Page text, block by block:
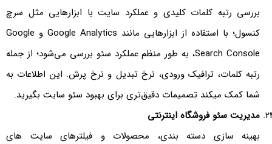
بررسی رتبه کلمات کلیدی و عملکرد سایت با ابزارهایی مثل سرچ
کنسول؛ با استفاده از ابزارهایی مانند Google Analytics و Google
Search Console، به طور منظم عملکرد سئو بررسی می‌شود؛ از جمله
رتبه کلمات، ترافیک ورودی، نرخ تبدیل و نرخ پرش. این اطلاعات به
شما کمک میکند تصمیمات دقیق‌تری برای بهبود سئو سایت بگیرید.
مدیریت سئو فروشگاه اینترنتی
بهینه سازی دسته بندی، محصولات و فیلترهای سایت های